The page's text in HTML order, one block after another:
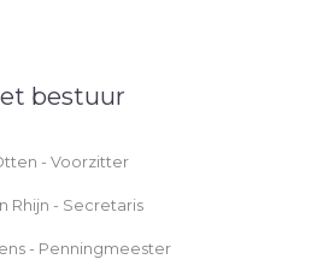
bestuur
- Voorzitter
Rhijn - Secretaris
- Penningmeester